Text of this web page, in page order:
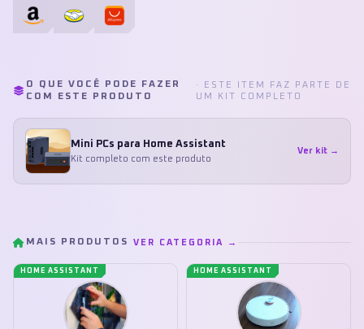
O QUE VOCÊ PODE FAZER
COM ESTE PRODUTO
· ESTE ITEM FAZ PARTE DE
UM KIT COMPLETO
Mini PCs para Home Assistant
Kit completo com este produto
Ver kit →
MAIS PRODUTOS VER CATEGORIA →
HOME ASSISTANT HOME ASSISTANT